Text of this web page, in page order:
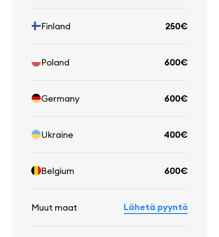
Finland 250€
Poland 600€
Germany 600€
Ukraine 400€
Belgium 600€
Muut maat Lähetä pyyntö